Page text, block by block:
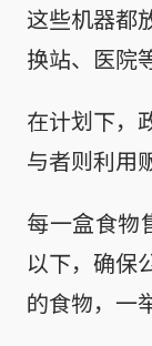
这些机器都
换站、医院
在计划下，
与者则利用
每一盒食物
以下，确保
的食物，一